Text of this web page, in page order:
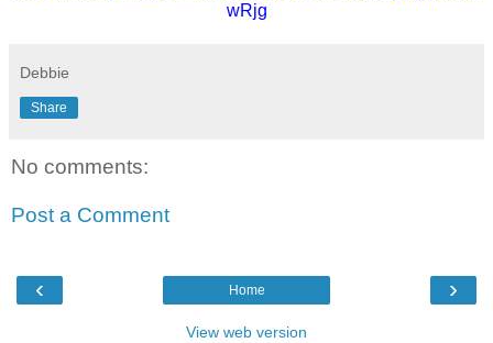
wRjg
Debbie
Share
No comments:
Post a Comment
‹ ›
Home
View web version